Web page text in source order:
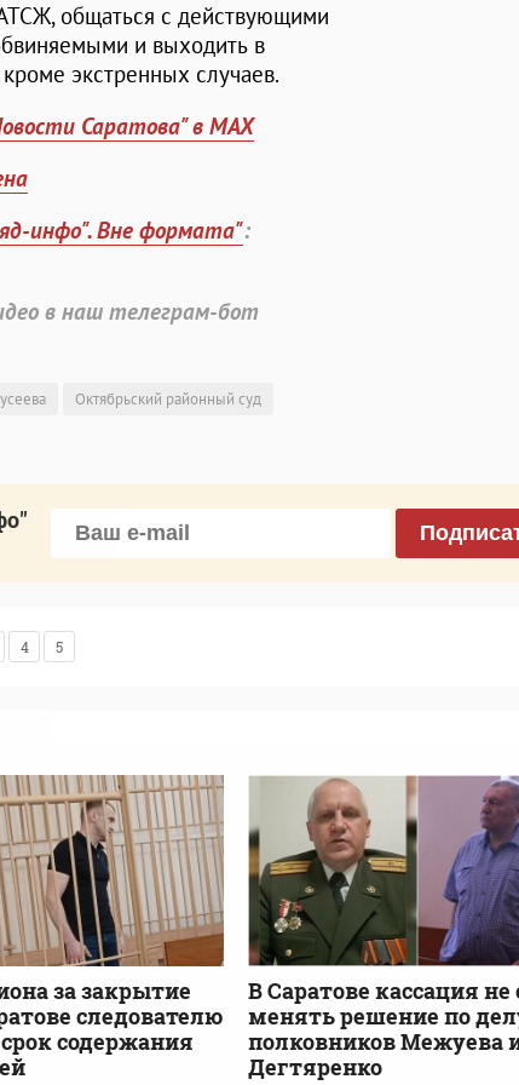
общаться с действующими
и выходить в
экстренных случаев.
Саратова" в MAX
инфо". Вне формата":
в наш телеграм-бот
Октябрьский районный суд
4 5
за закрытие
следователю
содержания
В Саратове кассация не
менять решение по
полковников Межуева
Дегтяренко